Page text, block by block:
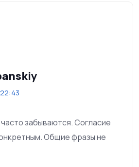
забываются. Согласие
Общие фразы не